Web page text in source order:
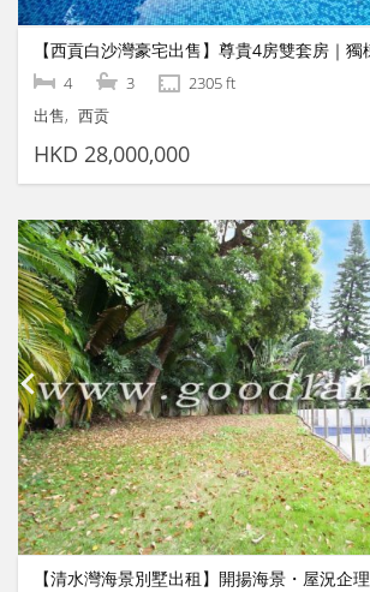
4 3
2305 ft
出售
西贡
HKD 28,000,000
【清水灣海景別墅出租】開揚海景・屋況企理